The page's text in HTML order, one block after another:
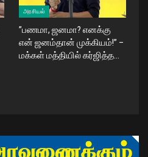
அரசியல்
​”பணமா, ஜனமா? எனக்கு
என் ஜனம்தான் முக்கியம்!” –
மக்கள் மத்தியில் கர்ஜித்த…